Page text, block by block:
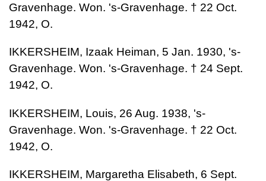
Gravenhage. Won. 's-Gravenhage. † 22 Oct.
1942, O.
IKKERSHEIM, Izaak Heiman, 5 Jan. 1930, 's-
Gravenhage. Won. 's-Gravenhage. † 24 Sept.
1942, O.
IKKERSHEIM, Louis, 26 Aug. 1938, 's-
Gravenhage. Won. 's-Gravenhage. † 22 Oct.
1942, O.
IKKERSHEIM, Margaretha Elisabeth, 6 Sept.